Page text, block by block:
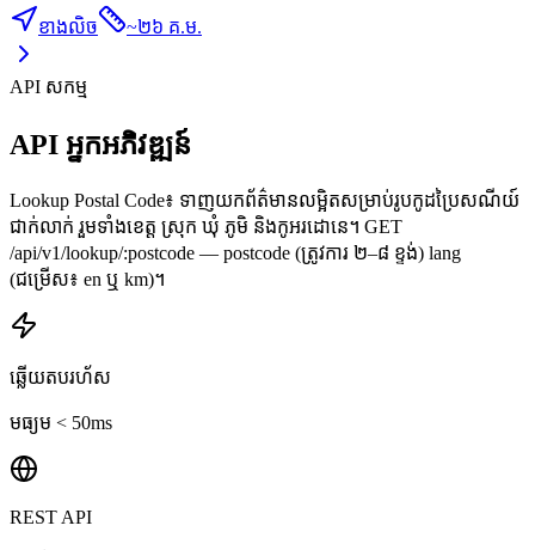
ខាងលិច ~២៦ គ.ម.
API សកម្ម
API អ្នកអភិវឌ្ឍន៍
Lookup Postal Code៖ ទាញយកព័ត៌មានលម្អិតសម្រាប់រូបកូដប្រៃសណីយ៍
ជាក់លាក់ រួមទាំងខេត្ត ស្រុក ឃុំ ភូមិ និងកូអរដោនេ។ GET
/api/v1/lookup/:postcode — postcode (ត្រូវការ ២–៨ ខ្ទង់) lang
(ជម្រើស៖ en ឬ km)។
ឆ្លើយតបរហ័ស
មធ្យម < 50ms
REST API